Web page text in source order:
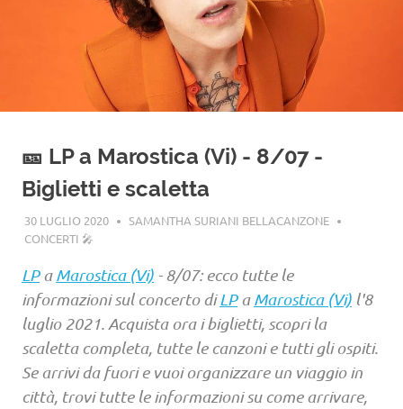
🎫 LP a Marostica (Vi) - 8/07 -
Biglietti e scaletta
30 LUGLIO 2020
SAMANTHA SURIANI BELLACANZONE
CONCERTI 🎤
LPaMarostica (Vi) - 8/07: ecco tutte le
informazioni sul concerto diLPaMarostica (Vi) l'8
luglio 2021. Acquista ora i biglietti, scopri la
scaletta completa, tutte le canzoni e tutti gli ospiti.
Se arrivi da fuori e vuoi organizzare un viaggio in
città, trovi tutte le informazioni su come arrivare,